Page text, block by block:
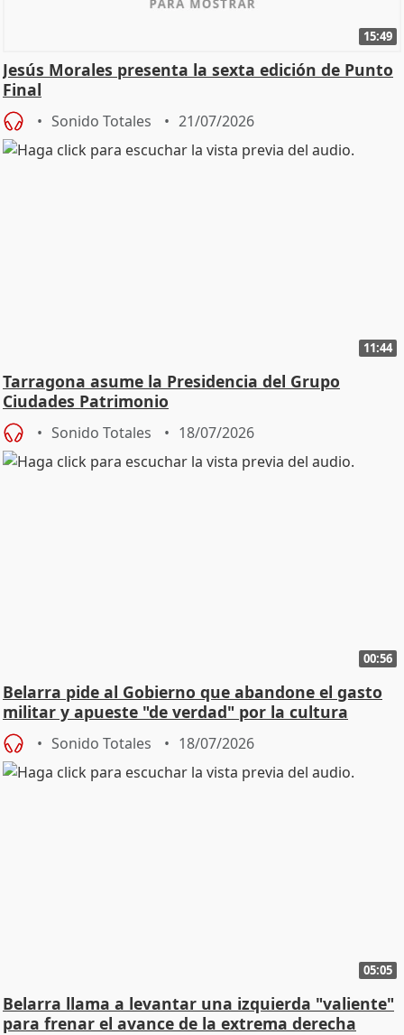
15:49
Jesús Morales presenta la sexta edición de Punto
Final
Sonido Totales 21/07/2026
11:44
Tarragona asume la Presidencia del Grupo
Ciudades Patrimonio
Sonido Totales 18/07/2026
00:56
Belarra pide al Gobierno que abandone el gasto
militar y apueste "de verdad" por la cultura
Sonido Totales 18/07/2026
05:05
Belarra llama a levantar una izquierda "valiente"
para frenar el avance de la extrema derecha